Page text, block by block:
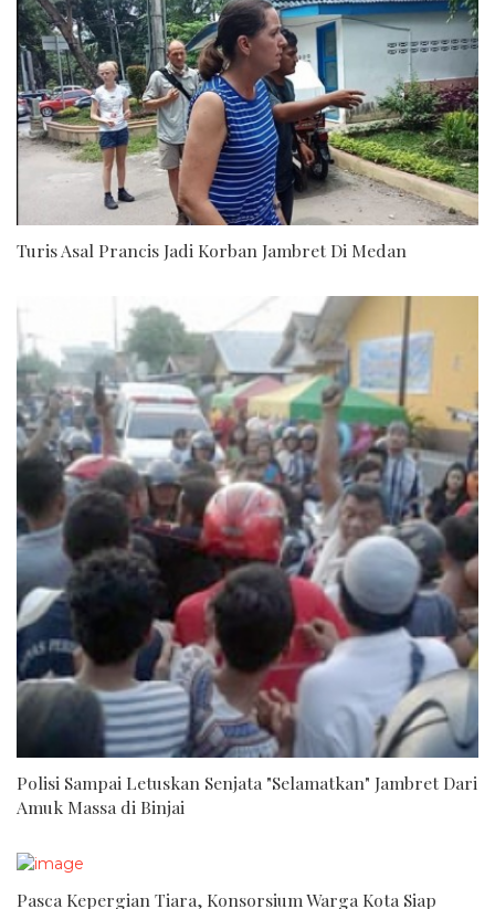
Turis Asal Prancis Jadi Korban Jambret Di Medan
Polisi Sampai Letuskan Senjata "Selamatkan" Jambret Dari
Amuk Massa di Binjai
Pasca Kepergian Tiara, Konsorsium Warga Kota Siap